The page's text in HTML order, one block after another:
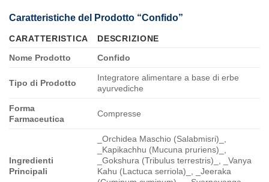
Caratteristiche del Prodotto “Confido”
CARATTERISTICA
DESCRIZIONE
Nome Prodotto
Confido
Tipo di Prodotto
Integratore alimentare a base di erbe
ayurvediche
Forma
Farmaceutica
Compresse
Ingredienti
Principali
_Orchidea Maschio (Salabmisri)_,
_Kapikachhu (Mucuna pruriens)_,
_Gokshura (Tribulus terrestris)_, _Vanya
Kahu (Lactuca serriola)_, _Jeeraka